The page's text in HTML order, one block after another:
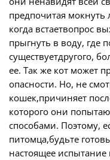
предпочитая
когда встаетвопрос
прыгнуть в воду, где
существуетдругого,
ее. Так же кот может
опасности. Но, не
кошек,причиняет
которого они
способами. Поэтому,
питомца,будьте
настоящее испытание